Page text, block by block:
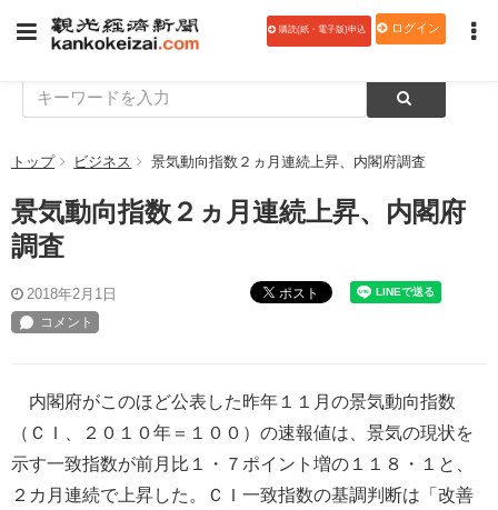
購読(紙・電子版)申込 ログイン
トップ ビジネス 景気動向指数２ヵ月連続上昇、内閣府調査
景気動向指数２ヵ月連続上昇、内閣府
調査
2018年2月1日 ポスト
内閣府がこのほど公表した昨年１１月の景気動向指数
（ＣＩ、２０１０年＝１００）の速報値は、景気の現状を
示す一致指数が前月比１・７ポイント増の１１８・１と、
２カ月連続で上昇した。ＣＩ一致指数の基調判断は「改善